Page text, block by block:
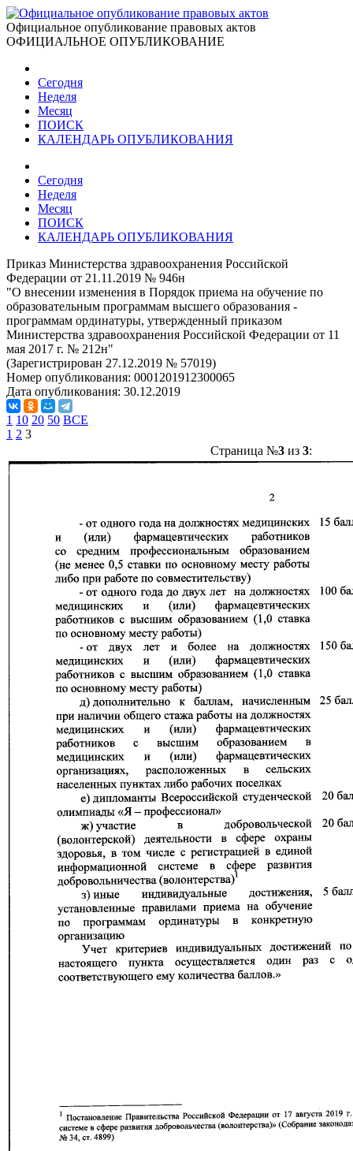
Официальное опубликование правовых актов
ОФИЦИАЛЬНОЕ ОПУБЛИКОВАНИЕ
Сегодня
Неделя
Месяц
ПОИСК
КАЛЕНДАРЬ ОПУБЛИКОВАНИЯ
Сегодня
Неделя
Месяц
ПОИСК
КАЛЕНДАРЬ ОПУБЛИКОВАНИЯ
Приказ Министерства здравоохранения Российской
Федерации от 21.11.2019 № 946н
"О внесении изменения в Порядок приема на обучение по
образовательным программам высшего образования -
программам ординатуры, утвержденный приказом
Министерства здравоохранения Российской Федерации от 11
мая 2017 г. № 212н"
(Зарегистрирован 27.12.2019 № 57019)
Номер опубликования: 0001201912300065
Дата опубликования: 30.12.2019
1 10 20 50 ВСЕ
1 2 3
Страница №3из 3: